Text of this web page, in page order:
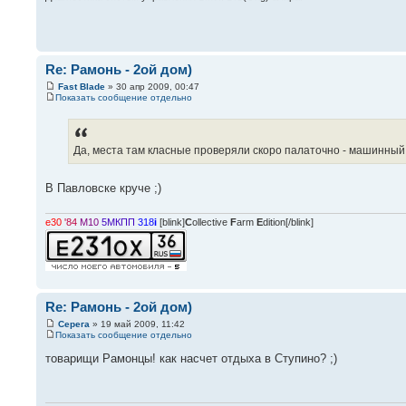
Re: Рамонь - 2ой дом)
Fast Blade » 30 апр 2009, 00:47
Показать сообщение отдельно
Да, места там класные проверяли скоро палаточно -
В Павловске круче ;)
e30 '84 M10 5МКПП 318i [blink]Collective Farm Edition[/blink]
Re: Рамонь - 2ой дом)
Серега » 19 май 2009, 11:42
Показать сообщение отдельно
товарищи Рамонцы! как насчет отдыха в Ступино? ;)